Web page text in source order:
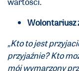
Wolontariusz
„Kto to jest
przyjaźnie? Kto
mój wymarzony